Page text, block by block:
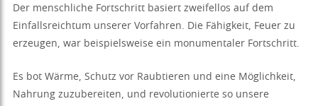
Der menschliche Fortschritt basiert zweifellos auf dem
Einfallsreichtum unserer Vorfahren. Die Fähigkeit, Feuer zu
erzeugen, war beispielsweise ein monumentaler Fortschritt.
Es bot Wärme, Schutz vor Raubtieren und eine Möglichkeit,
Nahrung zuzubereiten, und revolutionierte so unsere